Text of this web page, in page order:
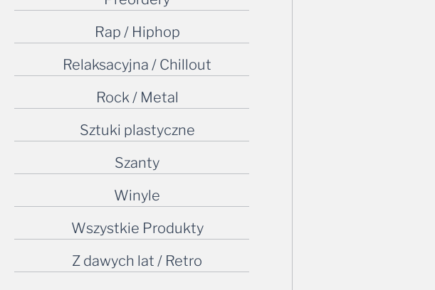
Rap / Hiphop
Relaksacyjna / Chillout
Rock / Metal
Sztuki plastyczne
Szanty
Winyle
Wszystkie Produkty
Z dawych lat / Retro